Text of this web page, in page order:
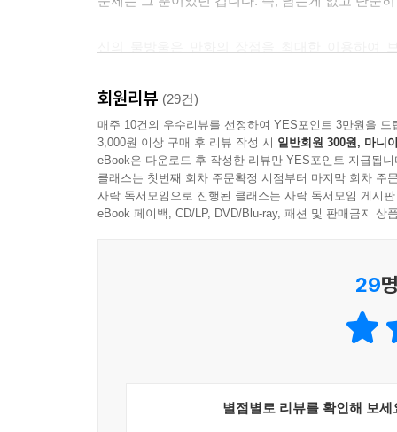
사실은 좀 심하게 과장되었을 것같은 느낌도 들지
밝은 보라색 올드 로즈, 꽃다발이 아닌 백가지 꽃
하늘의 은혜를 한껏 받은 대지의 강인함이 영원한
술을 즐길 줄 아느냐 모르느냐는 중요치 않고 술
회원리뷰 (29건)
매주 10건의 우수리뷰를 선정하여 YES포인트 3만원을 드
3,000원 이상 구매 후 리뷰 작성 시 일반회원 300원, 마니
eBook은 다운로드 후 작성한 리뷰만 YES포인트 지급됩니
클래스는 첫번째 회차 주문확정 시점부터 마지막 회차 주
사락 독서모임으로 진행된 클래스는 사락 독서모임 게시
eBook 페이백, CD/LP, DVD/Blu-ray, 패션 및 판매금지 상
29
별점별로 리뷰를 확인해 보세